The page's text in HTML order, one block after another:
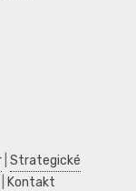
Strategické
Kontakt